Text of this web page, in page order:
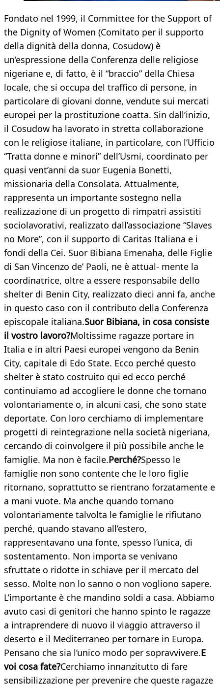
Fondato nel 1999, il Committee for the Support of
the Dignity of Women (Comitato per il supporto
della dignità della donna, Cosudow) è
un’espressione della Conferenza delle religiose
nigeriane e, di fatto, è il “braccio” della Chiesa
locale, che si occupa del traffico di persone, in
particolare di giovani donne, vendute sui mercati
europei per la prostituzione coatta. Sin dall’inizio,
il Cosudow ha lavorato in stretta collaborazione
con le religiose italiane, in particolare, con l’Ufficio
“Tratta donne e minori” dell’Usmi, coordinato per
quasi vent’anni da suor Eugenia Bonetti,
missionaria della Consolata. Attualmente,
rappresenta un importante sostegno nella
realizzazione di un progetto di rimpatri assistiti
sociolavorativi, realizzato dall’associazione “Slaves
no More”, con il supporto di Caritas Italiana e i
fondi della Cei. Suor Bibiana Emenaha, delle Figlie
di San Vincenzo de’ Paoli, ne è attual- mente la
coordinatrice, oltre a essere responsabile dello
shelter di Benin City, realizzato dieci anni fa, anche
in questo caso con il contributo della Conferenza
episcopale italiana.Suor Bibiana, in cosa consiste
il vostro lavoro?Moltissime ragazze portare in
Italia e in altri Paesi europei vengono da Benin
City, capitale di Edo State. Ecco perché questo
shelter è stato costruito qui ed ecco perché
continuiamo ad accogliere le donne che tornano
volontariamente o, in alcuni casi, che sono state
deportate. Con loro cerchiamo di implementare
progetti di reintegrazione nella società nigeriana,
cercando di coinvolgere il più possibile anche le
famiglie. Ma non è facile.Perché?Spesso le
famiglie non sono contente che le loro figlie
ritornano, soprattutto se rientrano forzatamente e
a mani vuote. Ma anche quando tornano
volontariamente talvolta le famiglie le rifiutano
perché, quando stavano all’estero,
rappresentavano una fonte, spesso l’unica, di
sostentamento. Non importa se venivano
sfruttate o ridotte in schiave per il mercato del
sesso. Molte non lo sanno o non vogliono sapere.
L’importante è che mandino soldi a casa. Abbiamo
avuto casi di genitori che hanno spinto le ragazze
a intraprendere di nuovo il viaggio attraverso il
deserto e il Mediterraneo per tornare in Europa.
Pensano che sia l’unico modo per sopravvivere.E
voi cosa fate?Cerchiamo innanzitutto di fare
sensibilizzazione per prevenire che queste ragazze